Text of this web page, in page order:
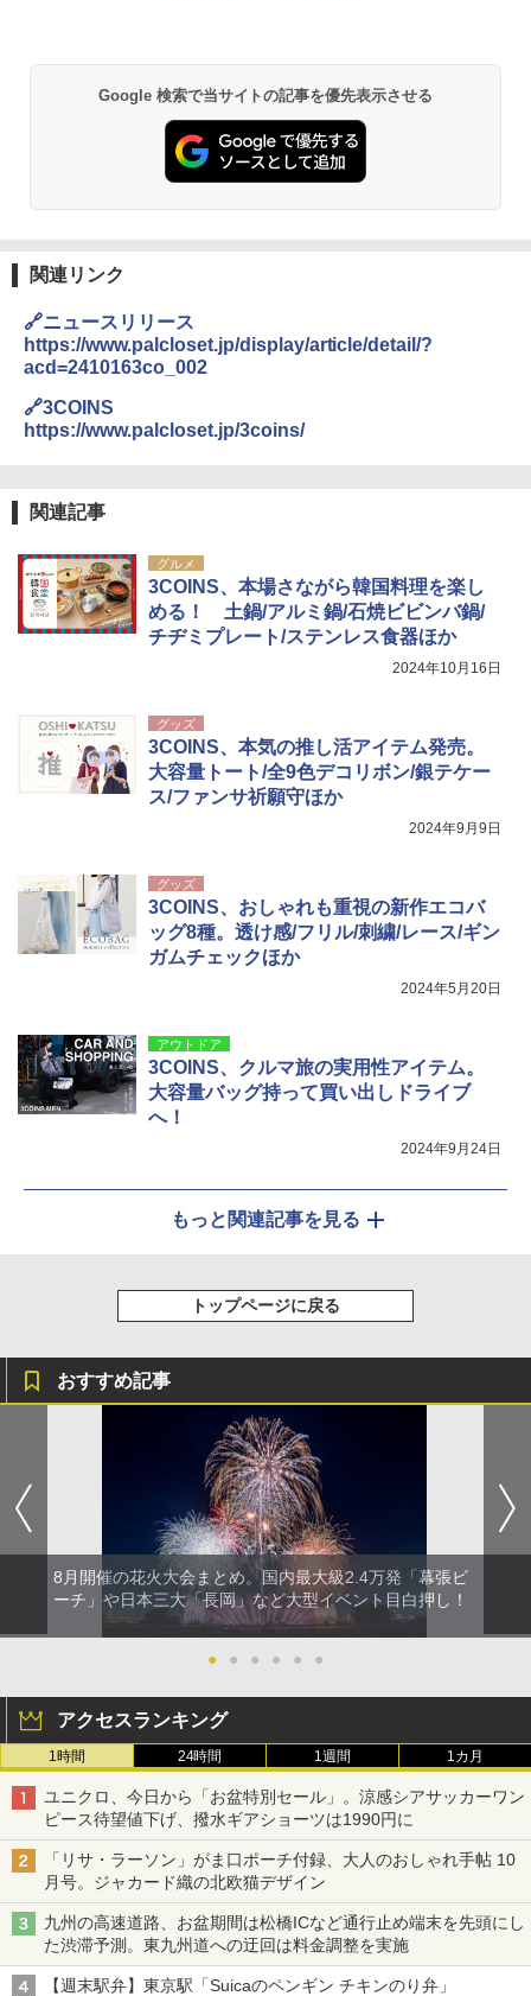
026リニューアル 急速冷凍 空間倍増 衛生的
コンパクト 保冷力長持ち
￥2,980
付き ヒグマ・イノシシ対策 自治体・教育機
関の購入実績 登山・キャンプ・アウトドア・
防災用品 長期保存可能 緊急時用 日本国内発
送
￥14,800
着替えテント トイレテント 透けない【換気
通気窓付き】収納袋付き UVカット 防水 防災
コンパクト iimono117 (ブルー)
￥3,080
Google 検索で当サイトの記事を優先表示させる
関連リンク
🔗ニュースリリース
https://www.palcloset.jp/display/article/detail/?
acd=2410163co_002
🔗3COINS
https://www.palcloset.jp/3coins/
関連記事
グルメ
3COINS、本場さながら韓国料理を楽し
める！ 土鍋/アルミ鍋/石焼ビビンバ鍋/
チヂミプレート/ステンレス食器ほか
2024年10月16日
グッズ
3COINS、本気の推し活アイテム発売。
大容量トート/全9色デコリボン/銀テケー
ス/ファンサ祈願守ほか
2024年9月9日
グッズ
3COINS、おしゃれも重視の新作エコバ
ッグ8種。透け感/フリル/刺繍/レース/ギン
ガムチェックほか
2024年5月20日
アウトドア
3COINS、クルマ旅の実用性アイテム。
大容量バッグ持って買い出しドライブ
へ！
2024年9月24日
もっと関連記事を見る
トップページに戻る
おすすめ記事
8月開催の花火大会まとめ。国内最大級2.4万発「幕張ビ
ーチ」や日本三大「長岡」など大型イベント目白押し！
● ● ● ● ● ●
アクセスランキング
1時間 24時間 1週間 1カ月
ユニクロ、今日から「お盆特別セール」。涼感シアサッカーワン
ピース待望値下げ、撥水ギアショーツは1990円に
「リサ・ラーソン」がま口ポーチ付録、大人のおしゃれ手帖 10
月号。ジャカード織の北欧猫デザイン
九州の高速道路、お盆期間は松橋ICなど通行止め端末を先頭にし
た渋滞予測。東九州道への迂回は料金調整を実施
【週末駅弁】東京駅「Suicaのペンギン チキンのり弁」